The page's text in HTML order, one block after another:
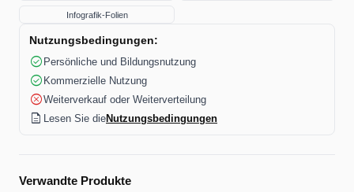
Infografik-Folien
Nutzungsbedingungen:
check_circle Persönliche und Bildungsnutzung
check_circle Kommerzielle Nutzung
cancelWeiterverkauf oder Weiterverteilung
description Lesen Sie dieNutzungsbedingungen
Verwandte Produkte